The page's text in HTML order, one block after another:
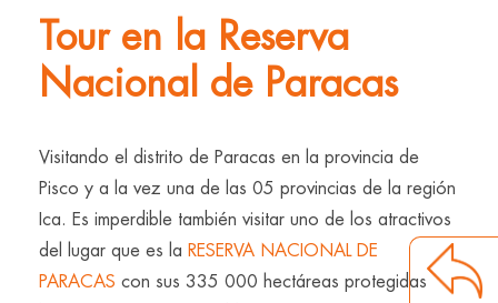
Tour en la Reserva
Nacional de Paracas
Visitando el distrito de Paracas en la provincia de
Pisco y a la vez una de las 05 provincias de la región
Ica. Es imperdible también visitar uno de los atractivos
del lugar que es la RESERVA NACIONAL DE
PARACAS con sus 335 000 hectáreas protegidas